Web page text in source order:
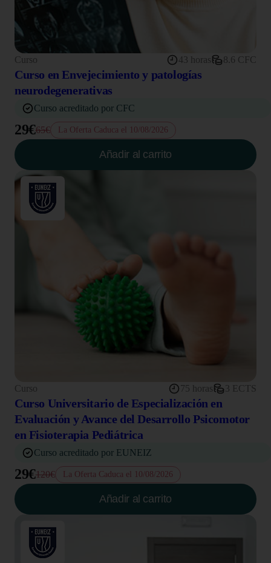
Curso 43 horas 8.6 CFC
Curso en Envejecimiento y patologías
neurodegenerativas
Curso acreditado por CFC
29€65€ La Oferta Caduca el 10/08/2026
Añadir al carrito
Curso 75 horas 3 ECTS
Curso Universitario de Especialización en
Evaluación y Avance del Desarrollo Psicomotor
en Fisioterapia Pediátrica
Curso acreditado por EUNEIZ
29€120€ La Oferta Caduca el 10/08/2026
Añadir al carrito